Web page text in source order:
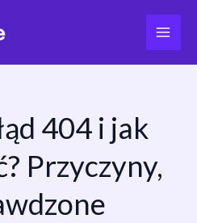
404 i jak
Przyczyny,